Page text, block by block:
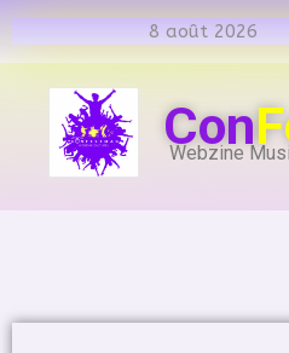
8 août 2026
Con
Webzine